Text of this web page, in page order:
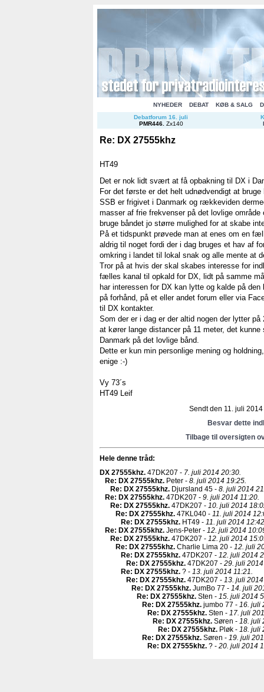
NYHEDER DEBAT KØB & SALG
Debatforum 16. juli
PMR446. Zx140
Re: DX 27555khz
HT49
Det er nok lidt svært at få opbakning til DX i
For det første er det helt udnødvendigt at
SSB er frigivet i Danmark og rækkeviden
masser af frie frekvenser på det lovlige område
bruge båndet jo større mulighed for at skabe
På et tidspunkt prøvede man at enes om en
aldrig til noget fordi der i dag bruges et hav af
omkring i landet til lokal snak og alle mente at
Tror på at hvis der skal skabes interesse for
fælles kanal til opkald for DX, lidt på samme
har interessen for DX kan lytte og kalde på
på forhånd, på et eller andet forum eller via
til DX kontakter.
Som der er i dag er der altid nogen der lytter
at kører lange distancer på 11 meter, det
Danmark på det lovlige bånd.
Dette er kun min personlige mening og
enige :-)
Vy 73´s
HT49 Leif
Sendt den 11. juli
Besvar dette
Tilbage til oversigten
Hele denne tråd:
DX 27555khz. 47DK207 - 7. juli 2014 20:30.
Re: DX 27555khz. Peter - 8. juli 2014 19:25.
Re: DX 27555khz. Djursland 45 - 8. juli 2014
Re: DX 27555khz. 47DK207 - 9. juli 2014 11:20.
Re: DX 27555khz. 47DK207 - 10. juli 2014
Re: DX 27555khz. 47KL040 - 11. juli 2014
Re: DX 27555khz. HT49 - 11. juli 2014
Re: DX 27555khz. Jens-Peter - 12. juli 2014
Re: DX 27555khz. 47DK207 - 12. juli 2014
Re: DX 27555khz. Charlie Lima 20 - 12. juli
Re: DX 27555khz. 47DK207 - 12. juli 2014
Re: DX 27555khz. 47DK207 - 29. juli
Re: DX 27555khz. ? - 13. juli 2014 11:21.
Re: DX 27555khz. 47DK207 - 13. juli
Re: DX 27555khz. JumBo 77 - 14. juli
Re: DX 27555khz. Sten - 15. juli 2014
Re: DX 27555khz. jumbo 77 - 16. juli
Re: DX 27555khz. Sten - 17. juli
Re: DX 27555khz. Søren - 18. juli
Re: DX 27555khz. Pløk - 18. juli
Re: DX 27555khz. Søren - 19. juli
Re: DX 27555khz. ? - 20. juli 2014